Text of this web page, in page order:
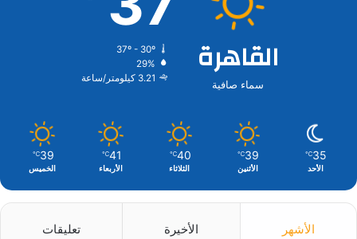
القاهرة
سماء صافية
37º - 30º
29%
3.21 كيلومتر/ساعة
35
℃
الأحد
39
℃
الأثنين
40
℃
الثلاثاء
41
℃
الأربعاء
39
℃
الخميس
الأشهر الأخيرة تعليقات